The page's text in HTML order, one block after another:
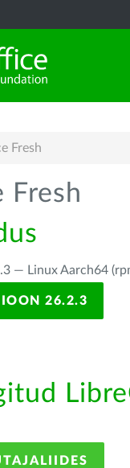
Fresh
Fresh
— Linux Aarch64
26.2.3